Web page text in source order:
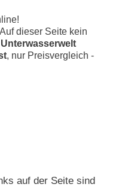
dieser Seite kein
, nur Preisvergleich -
auf der Seite sind